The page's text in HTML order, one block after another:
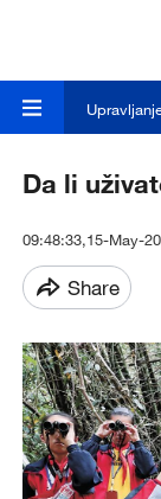
Da li
09:48:33,15-May-
Share